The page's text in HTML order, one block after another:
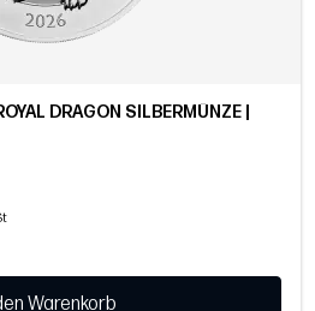
DRAGON SILBERMÜNZE |
Warenkorb